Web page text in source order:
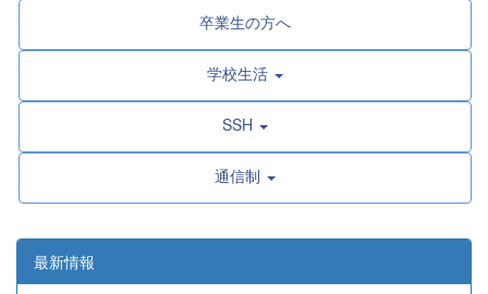
卒業生の方へ
学校生活
SSH
通信制
最新情報